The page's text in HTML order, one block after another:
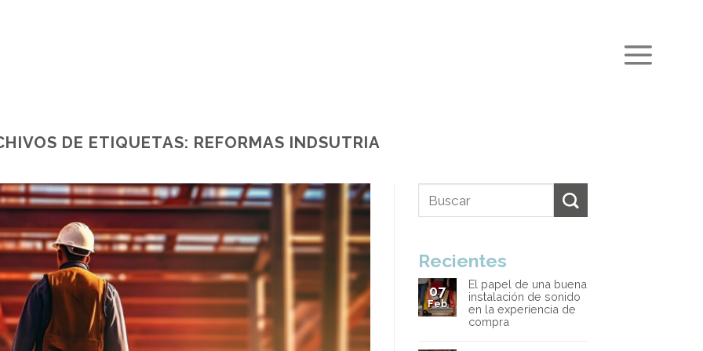
DE ETIQUETAS: REFORMAS INDSUTRIA
Recientes
07
Feb
El papel de una buena
instalación de sonido
en la experiencia de
compra